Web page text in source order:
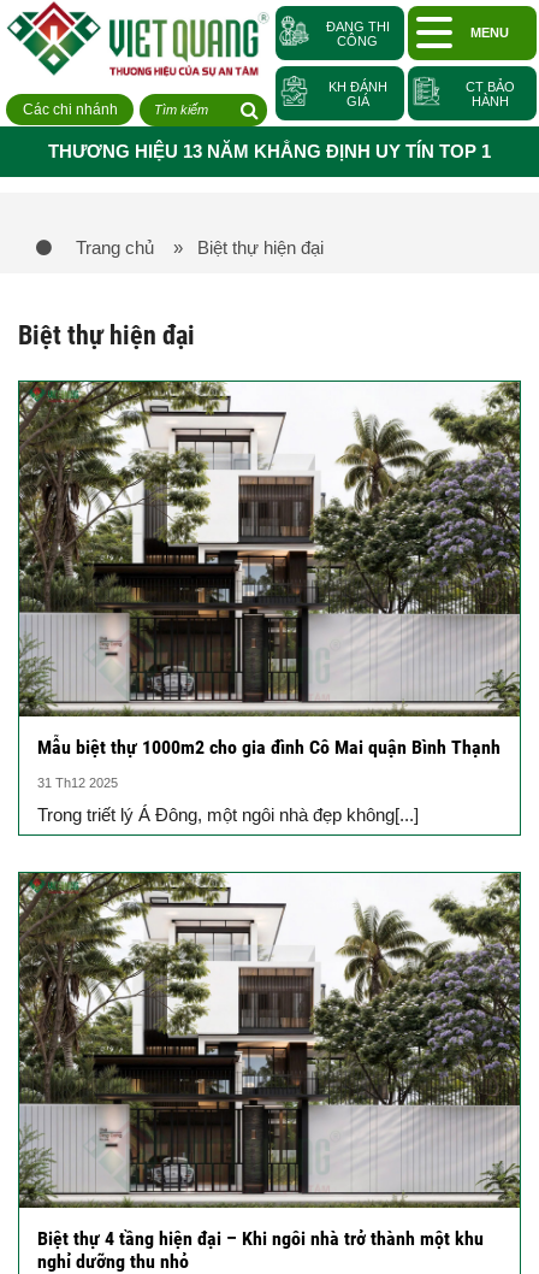
Các chi nhánh
ĐANG THI
CÔNG
MENU
KH ĐÁNH
GIÁ
CT BẢO
HÀNH
THƯƠNG HIỆU 13 NĂM KHẲNG ĐỊNH UY TÍN TOP 1
Trang chủ » Biệt thự hiện đại
Biệt thự hiện đại
Mẫu biệt thự 1000m2 cho gia đình Cô Mai quận Bình Thạnh
31 Th12 2025
Trong triết lý Á Đông, một ngôi nhà đẹp không[...]
Biệt thự 4 tầng hiện đại – Khi ngôi nhà trở thành một khu
nghỉ dưỡng thu nhỏ